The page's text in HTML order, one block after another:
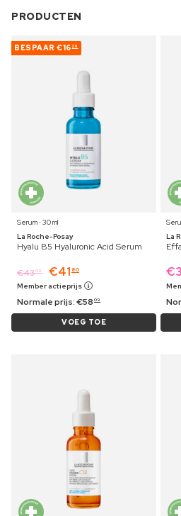
PRODUCTEN
BESPAAR €16 29
Serum ⋅ 30 ml
La Roche-Posay
Hyalu B5 Hyaluronic Acid Serum
€4309 €41 80
Member actieprijs
Normale prijs:€58 09
VOEG TOE
La
€